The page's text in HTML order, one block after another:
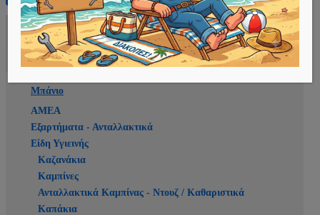
Αρχική
E-shop
Μπάνιο
ΑΜΕΑ
Εξαρτήματα - Ανταλλακτικά
Είδη Υγιεινής
Καζανάκια
Καμπίνες
Ανταλλακτικά Καμπίνας - Ντουζ / Καθαριστικά
Καπάκια